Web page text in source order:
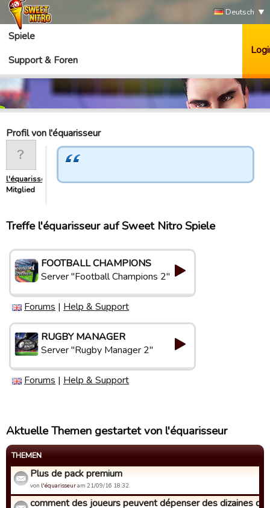
Deutsch
Spiele
Support & Foren
Profil von l'équarisseur
l'équarisseur
Mitglied
Treffe l'équarisseur auf Sweet Nitro Spiele
FOOTBALL CHAMPIONS
Server "Football Champions 2"
Forums | Help & Support
RUGBY MANAGER
Server "Rugby Manager 2"
Forums | Help & Support
Aktuelle Themen gestartet von l'équarisseur
THEMEN
Plus de pack premium
von l'équarisseuram 21/09/16 18:32.
comment des joueurs peuvent dépenser des dizaines de